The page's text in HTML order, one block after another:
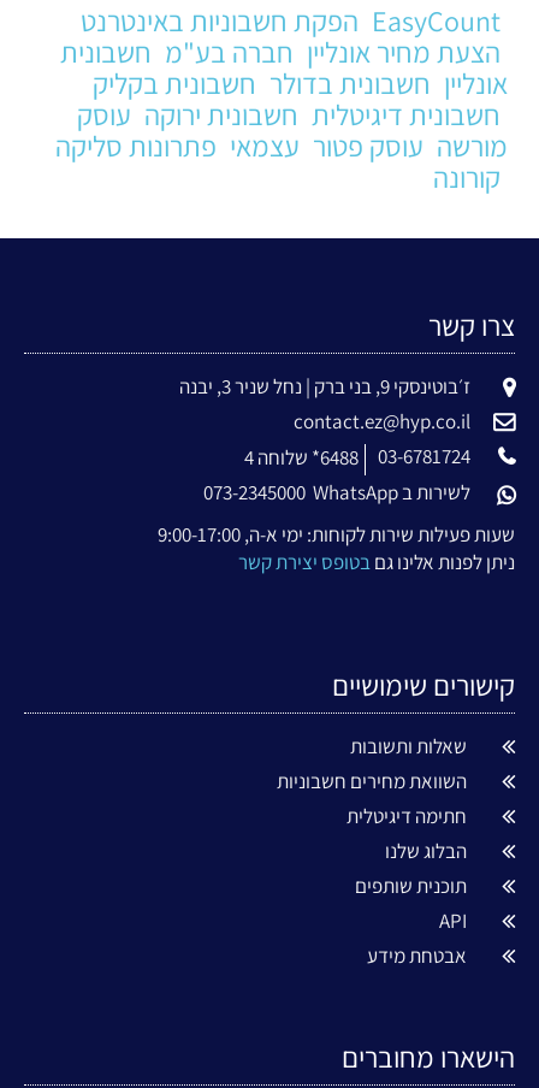
EasyCount הפקת חשבוניות באינטרנט
הצעת מחיר אונליין חברה בע"מ חשבונית
אונליין חשבונית בדולר חשבונית בקליק
חשבונית דיגיטלית חשבונית ירוקה עוסק
מורשה עוסק פטור עצמאי פתרונות סליקה
קורונה
צרו קשר
ז׳בוטינסקי 9, בני ברק | נחל שניר 3, יבנה
contact.ez@hyp.co.il
03-6781724
6488* שלוחה 4
לשירות ב WhatsApp
073-2345000
שעות פעילות שירות לקוחות: ימי א-ה, 9:00-17:00
ניתן לפנות אלינו גםבטופס יצירת קשר
קישורים שימושיים
שאלות ותשובות
השוואת מחירים חשבוניות
חתימה דיגיטלית
הבלוג שלנו
תוכנית שותפים
API
אבטחת מידע
הישארו מחוברים